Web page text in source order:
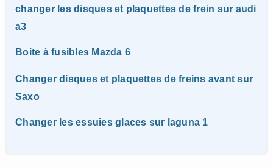
changer les disques et plaquettes de frein sur audi
a3
Boite à fusibles Mazda 6
Changer disques et plaquettes de freins avant sur
Saxo
Changer les essuies glaces sur laguna 1